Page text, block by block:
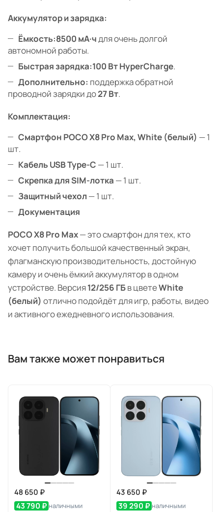
Аккумулятор и зарядка:
Ёмкость:8500 мА·чдля очень долгой
автономной работы.
Быстрая зарядка:100 Вт HyperCharge.
Дополнительно: поддержка обратной
проводной зарядки до27 Вт.
Комплектация:
Смартфон POCO X8 Pro Max, White (белый) — 1
шт.
Кабель USB Type-C — 1 шт.
Скрепка для SIM-лотка — 1 шт.
Защитный чехол — 1 шт.
Документация
POCO X8 Pro Max— это смартфон для тех, кто
хочет получить большой качественный экран,
флагманскую производительность, достойную
камеру и очень ёмкий аккумулятор в одном
устройстве. Версия12/256 ГБв цветеWhite
(белый) отлично подойдёт для игр, работы, видео
и активного ежедневного использования.
Вам также может понравиться
48 650 ₽
43 790 ₽ наличными
43 650 ₽
39 290 ₽ наличными